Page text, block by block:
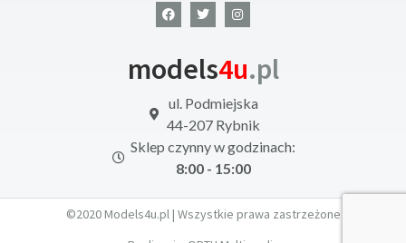
models4u.pl
ul. Podmiejska
44-207 Rybnik
Sklep czynny w godzinach:
8:00 - 15:00
©2020 Models4u.pl | Wszystkie prawa zastrzeżone